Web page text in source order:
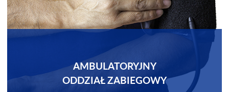
AMBULATORYJNY
ODDZIAŁ ZABIEGOWY